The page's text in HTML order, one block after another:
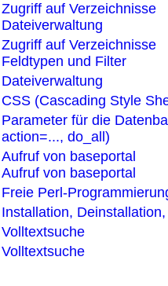
Zugriff auf Verzeichnisse
Dateiverwaltung
Zugriff auf Verzeichnisse
Feldtypen und Filter
Dateiverwaltung
CSS (Cascading Style
Parameter für die
action=..., do_all)
Aufruf von baseportal
Aufruf von baseportal
Freie Perl-
Installation,
Volltextsuche
Volltextsuche